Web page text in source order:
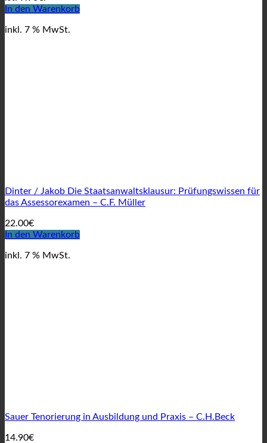
In den Warenkorb
inkl. 7 % MwSt.
Dinter / Jakob Die Staatsanwaltsklausur: Prüfungswissen für
das Assessorexamen – C.F. Müller
22.00€
In den Warenkorb
inkl. 7 % MwSt.
Sauer Tenorierung in Ausbildung und Praxis – C.H.Beck
14.90€